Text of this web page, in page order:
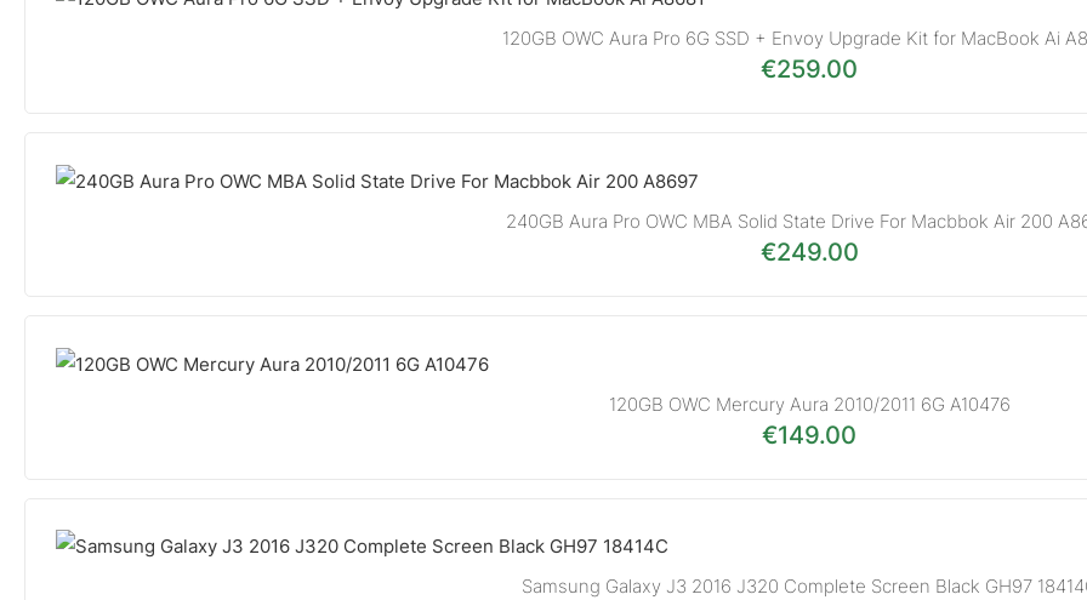
120GB OWC Aura Pro 6G SSD + Envoy Upgrade Kit for MacBook Ai
€259.00
240GB Aura Pro OWC MBA Solid State Drive For Macbbok Air 200
€249.00
120GB OWC Mercury Aura 2010/2011 6G A10476
€149.00
Samsung Galaxy J3 2016 J320 Complete Screen Black GH97